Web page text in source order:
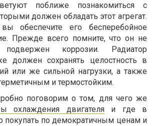
поближе познакомиться с
должен обладать этот агрегат.
обеспечите его бесперебойное
Прежде всего помните, что он не
коррозии. Радиатор
должен сохранять целостность в
или же сильной нагрузки, а также
и термостойким.
поговорим о том, для чего же
охлаждения двигателяи где в
покупать по демократичным ценам и